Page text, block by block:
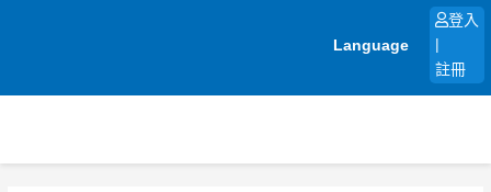
Language
登入
註冊